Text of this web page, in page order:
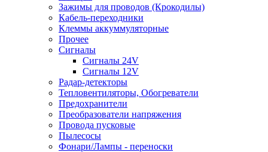
Зажимы для проводов (Крокодилы)
Кабель-переходники
Клеммы аккуммуляторные
Прочее
Сигналы
Сигналы 24V
Сигналы 12V
Радар-детекторы
Тепловентиляторы, Обогреватели
Предохранители
Преобразователи напряжения
Провода пусковые
Пылесосы
Фонари/Лампы - переноски